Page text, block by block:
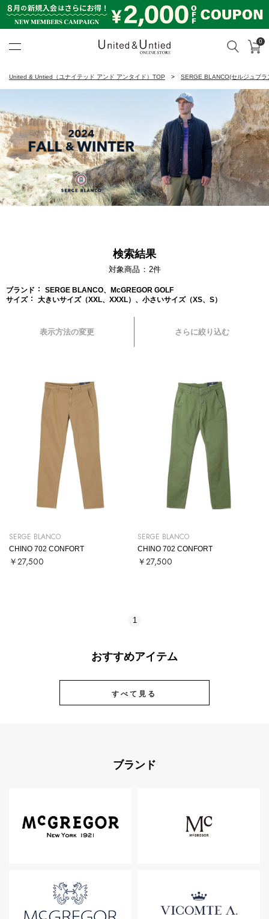
検索 カ
0
United & Untied（ユナイテッド アンド アンタイド）TOP SERGE BLANCO(セルジュブ
検索結果
対象商品 2件
ブランド
SERGE BLANCO、McGREGOR GOLF
サイズ
大きいサイズ（XXL、XXXL）、小さいサイズ（XS、S）
表示方法の変更 さらに絞り込む
SERGE BLANCO
CHINO 702 CONFORT
￥27,500
SERGE BLANCO
CHINO 702 CONFORT
￥27,500
1
おすすめアイテム
すべて見る
ブランド